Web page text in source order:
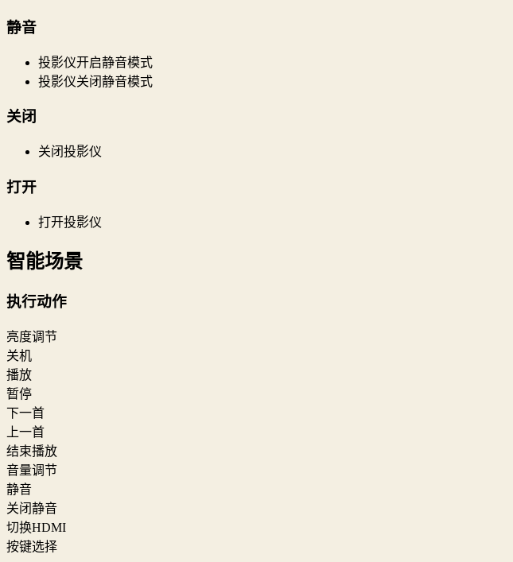
静音
投影仪开启静音模式
投影仪关闭静音模式
关闭
关闭投影仪
打开
打开投影仪
智能场景
执行动作
亮度调节
关机
播放
暂停
下一首
上一首
结束播放
音量调节
静音
关闭静音
切换HDMI
按键选择